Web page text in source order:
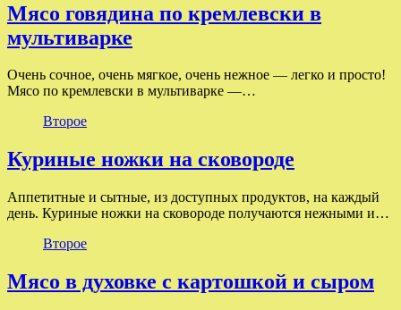
Мясо говядина по кремлевски в
мультиварке
Очень сочное, очень мягкое, очень нежное — легко и просто!
Мясо по кремлевски в мультиварке —…
Второе
Куриные ножки на сковороде
Аппетитные и сытные, из доступных продуктов, на каждый
день. Куриные ножки на сковороде получаются нежными и…
Второе
Мясо в духовке с картошкой и сыром